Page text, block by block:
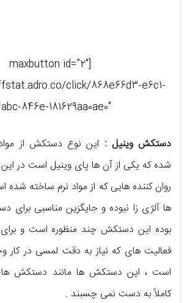
[maxbutton id=”2″
click/868e66d3-e6c1-
846e-181629aa0ae0″ ]
دستکش وینیل : این نوع دستکش از
شده که یکی از آن ها پای وینیل است در
روان کننده هایی که از مواد نرم ساخته
ها آلژی زا نبوده و جایگزین مناسبی
بوده این دستکش چند منظوره است و
فعالیت های که نیاز به دقت لمسی در کار
است ، این دستکش ها مانند دستکش
کاملاً به دست نمی چسبند .